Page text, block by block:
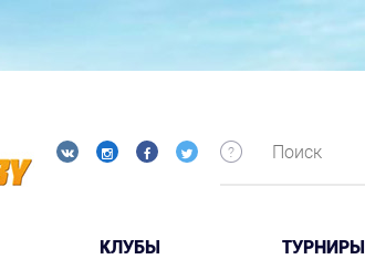
КЛУБЫ ТУРНИРЫ